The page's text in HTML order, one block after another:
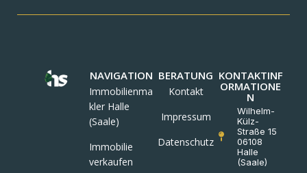
NAVIGATION
Immobilienma
kler Halle
(Saale)
Immobilie
verkaufen
BERATUNG
Kontakt
Impressum
Datenschutz
KONTAKTINF
ORMATIONE
N
Wilhelm-
Külz-
Straße 15
06108
Halle
(Saale)